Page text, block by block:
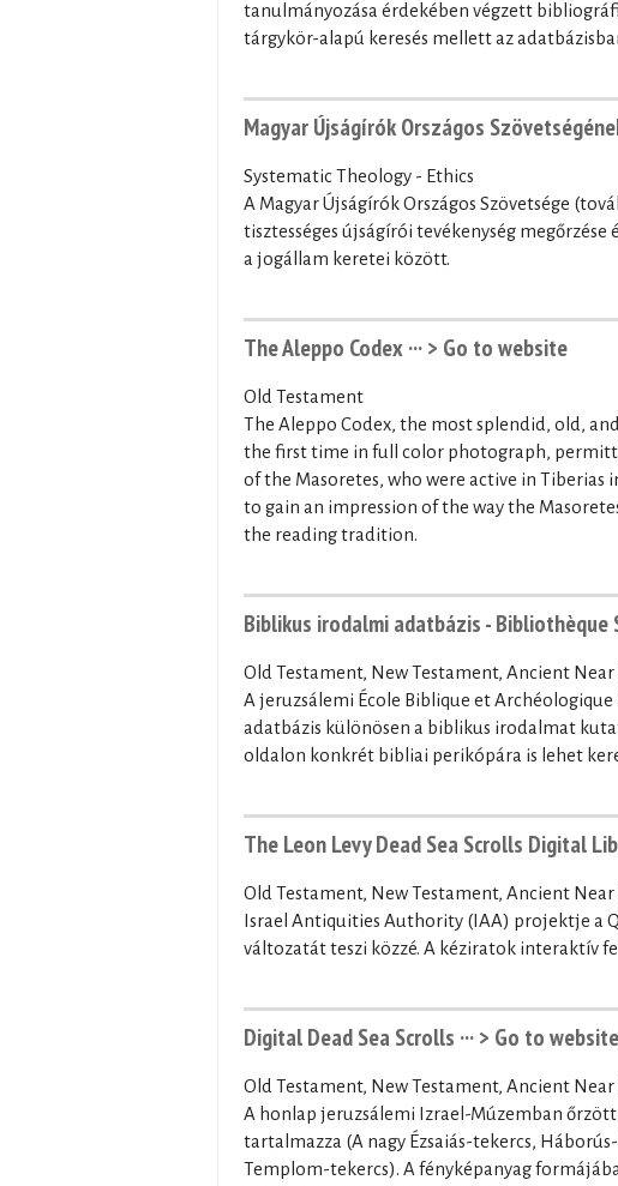
tanulmányozása érdekében végzett
tárgykör-alapú keresés mellett az
Magyar Újságírók Országos
Systematic Theology - Ethics
A Magyar Újságírók Országos Szövetsége
tisztességes újságírói tevékenység
a jogállam keretei között.
The Aleppo Codex ··· > Go to website
Old Testament
The Aleppo Codex, the most splendid, old,
the first time in full color photograph,
of the Masoretes, who were active in Tiberias
to gain an impression of the way the
the reading tradition.
Biblikus irodalmi adatbázis - Bibliothèque
Old Testament, New Testament, Ancient Near
A jeruzsálemi École Biblique et
adatbázis különösen a biblikus irodalmat
oldalon konkrét bibliai perikópára is lehet
The Leon Levy Dead Sea Scrolls Digital
Old Testament, New Testament, Ancient Near
Israel Antiquities Authority (IAA) projektje a
változatát teszi közzé. A kéziratok interaktív
Digital Dead Sea Scrolls ··· > Go to website
Old Testament, New Testament, Ancient Near
A honlap jeruzsálemi Izrael-Múzemban
tartalmazza (A nagy Ézsaiás-tekercs,
Templom-tekercs). A fényképanyag